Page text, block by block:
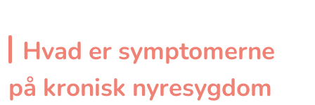
Hvad er symptomerne
på kronisk nyresygdom